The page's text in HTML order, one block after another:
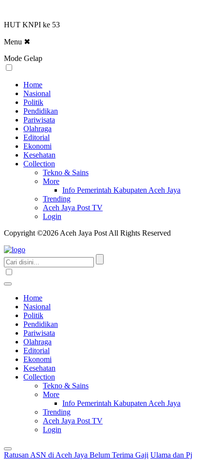
HUT KNPI ke 53
Menu ✖
Mode Gelap
Home
Nasional
Politik
Pendidikan
Pariwisata
Olahraga
Editorial
Ekonomi
Kesehatan
Collection
Tekno & Sains
More
Info Pemerintah Kabupaten Aceh Jaya
Trending
Aceh Jaya Post TV
Login
Copyright ©2026 Aceh Jaya Post All Rights Reserved
Home
Nasional
Politik
Pendidikan
Pariwisata
Olahraga
Editorial
Ekonomi
Kesehatan
Collection
Tekno & Sains
More
Info Pemerintah Kabupaten Aceh Jaya
Trending
Aceh Jaya Post TV
Login
Ratusan ASN di Aceh Jaya Belum Terima Gaji Ulama dan Pj